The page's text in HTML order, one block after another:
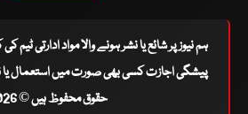
ہم نیوز پر شائع یا نشر ہونے والا مواد ادارتی
پیشگی اجازت کسی بھی صورت میں استعمال یا
حقوق محفوظ ہیں © 2026